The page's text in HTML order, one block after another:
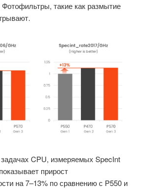
Фотофильтры, такие как размытие
CPU, измеряемых SpecInt
прирост
на 7–13% по сравнению с P550 и